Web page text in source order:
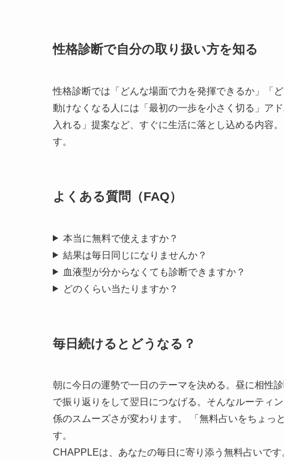
性格診断で自分の取り扱い方を知る
性格診断では「どんな場面で力を発揮できるか」「
動けなくなる人には「最初の一歩を小さく切る」ア
入れる」提案など、すぐに生活に落とし込める内容
す。
よくある質問（FAQ）
本当に無料で使えますか？
結果は毎日同じになりませんか？
血液型が分からなくても診断できますか？
どのくらい当たりますか？
毎日続けるとどうなる？
朝に今日の運勢で一日のテーマを決める。昼に相性
で振り返りをして翌日につなげる。そんなルーティ
係のスムーズさが変わります。 「無料占いをちょっ
す。
CHAPPLEは、あなたの毎日に寄り添う無料占いです